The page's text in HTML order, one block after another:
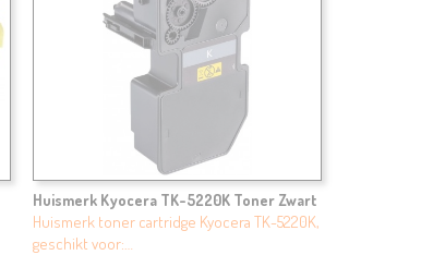
Huismerk Kyocera TK-5220K Toner Zwart
Huismerk toner cartridge Kyocera TK-5220K,
geschikt voor:…